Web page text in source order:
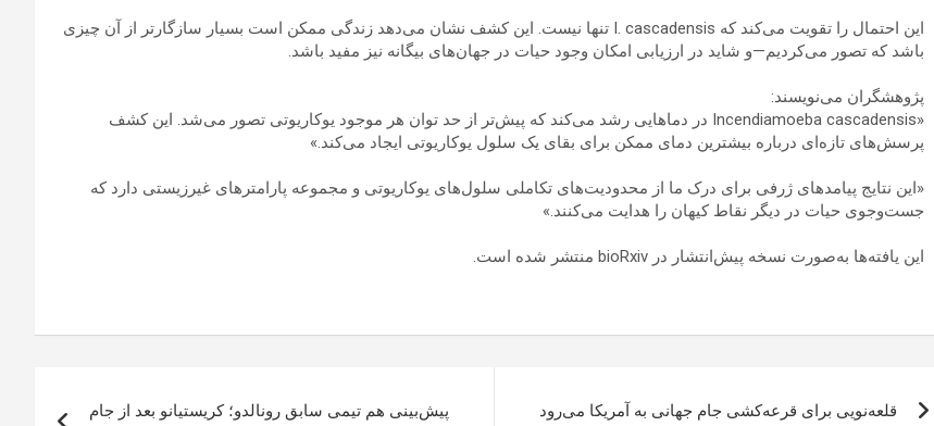
این احتمال را تقویت می‌کند که I. cascadensis تنها نیست. این کشف نشان می‌دهد زندگی ممکن است بسیار سازگارتر از آن چیزی
باشد که تصور می‌کردیم—و شاید در ارزیابی امکان وجود حیات در جهان‌های بیگانه نیز مفید باشد.
پژوهشگران می‌نویسند:
«Incendiamoeba cascadensis در دماهایی رشد می‌کند که پیش‌تر از حد توان هر موجود یوکاریوتی تصور می‌شد. این کشف
پرسش‌های تازه‌ای درباره بیشترین دمای ممکن برای بقای یک سلول یوکاریوتی ایجاد می‌کند.»
«این نتایج پیامدهای ژرفی برای درک ما از محدودیت‌های تکاملی سلول‌های یوکاریوتی و مجموعه پارامترهای غیرزیستی دارد که
جست‌وجوی حیات در دیگر نقاط کیهان را هدایت می‌کنند.»
این یافته‌ها به‌صورت نسخه پیش‌انتشار در bioRxiv منتشر شده است.
قلعه‌نویی برای قرعه‌کشی جام جهانی به آمریکا می‌رود
پیش‌بینی هم تیمی سابق رونالدو؛ کریستیانو بعد از جام